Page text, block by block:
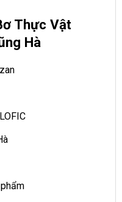
Thực Vật
Hà